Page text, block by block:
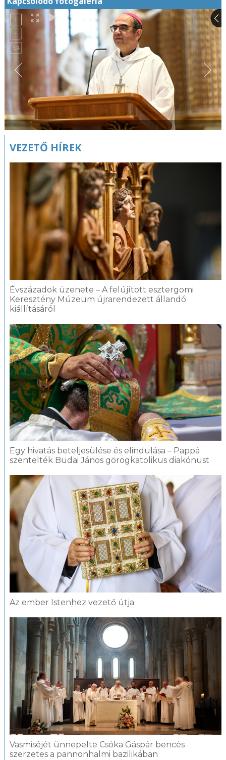
VEZETŐ HÍREK
Évszázadok üzenete – A felújított esztergomi
Keresztény Múzeum újrarendezett állandó
kiállításáról
Egy hivatás beteljesülése és elindulása – Pappá
szentelték Budai János görögkatolikus diakónust
Az ember Istenhez vezető útja
Vasmiséjét ünnepelte Csóka Gáspár bencés
szerzetes a pannonhalmi bazilikában